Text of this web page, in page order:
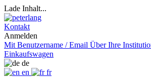
Lade Inhalt...
Kontakt
Anmelden
Mit Benutzername / Email Über Ihre
Einkaufswagen
de
en
fr